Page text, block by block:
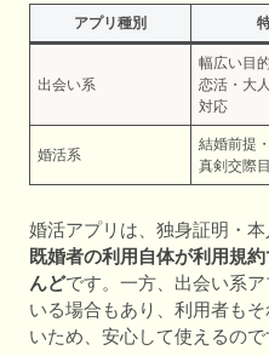
アプリ種別
出会い系
幅広い目
恋活・大
対応
婚活系
結婚前提
真剣交際
婚活アプリは、独身証明・本
既婚者の利用自体が利用規
んどです。一方、出会い系
いる場合もあり、利用者も
いため、安心して使えるので